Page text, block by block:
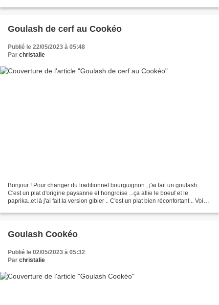
Goulash de cerf au Cookéo
Publié le 22/05/2023 à 05:48
Par christalie
Bonjour ! Pour changer du traditionnel bourguignon , j'ai fait un goulash ..
C'est un plat d'origine paysanne et hongroise ...ça allie le boeuf et le
paprika..et là j'ai fait la version gibier .. C'est un plat bien réconfortant .. Voici
Goulash Cookéo
Publié le 02/05/2023 à 05:32
Par christalie